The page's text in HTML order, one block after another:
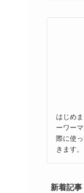
はじめ
ーワー
際に使
きます。
新着記事